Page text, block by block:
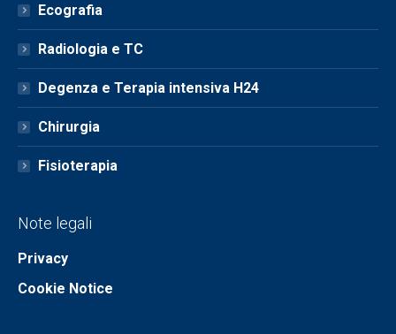
Ecografia
Radiologia e TC
Degenza e Terapia intensiva H24
Chirurgia
Fisioterapia
Note legali
Privacy
Cookie Notice